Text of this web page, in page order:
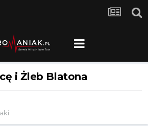
i Żleb Blatona